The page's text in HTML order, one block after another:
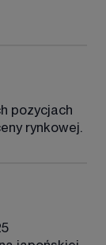
pozycjach
rynkowej.